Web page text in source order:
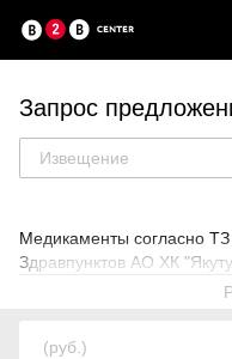
Запрос
Извещение
Медикаменты согласно
Здравпунктов АО ХК
(руб.)